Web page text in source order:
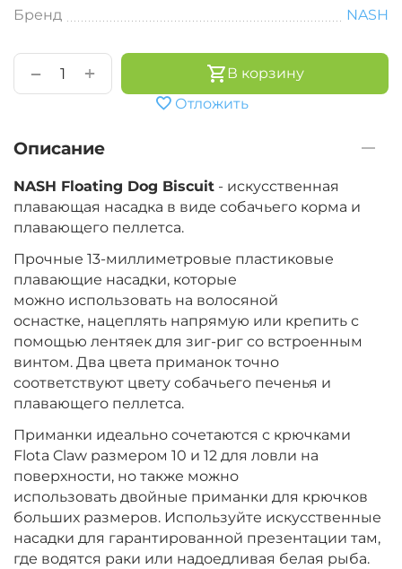
Бренд
NASH
+
−
В корзину
Отложить
Описание
NASH Floating Dog Biscuit - искусственная
плавающая насадка в виде собачьего корма и
плавающего пеллетса.
Прочные 13-миллиметровые пластиковые
плавающие насадки, которые
можно использовать на волосяной
оснастке, нацеплять напрямую или крепить с
помощью лентяек для зиг-риг со встроенным
винтом. Два цвета приманок точно
соответствуют цвету собачьего печенья и
плавающего пеллетса.
Приманки идеально сочетаются с крючками
Flota Claw размером 10 и 12 для ловли на
поверхности, но также можно
использовать двойные приманки для крючков
больших размеров. Используйте искусственные
насадки для гарантированной презентации там,
где водятся раки или надоедливая белая рыба.